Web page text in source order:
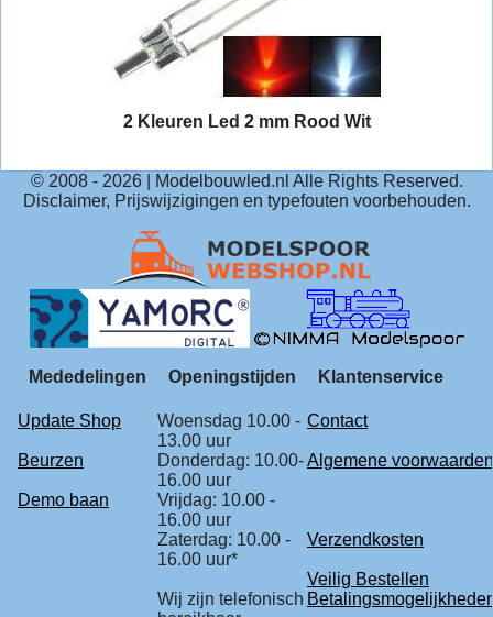
2 Kleuren Led 2 mm Rood Wit
© 2008 - 2026| Modelbouwled.nl Alle Rights Reserved.
Disclaimer, Prijswijzigingen en typefouten voorbehouden.
Mededelingen Openingstijden Klantenservice
Update Shop
Woensdag 10.00 -
13.00 uur
Contact
Beurzen
Donderdag: 10.00-
16.00 uur
Algemene voorwaarden
Demo baan
Vrijdag: 10.00 -
16.00 uur
Zaterdag: 10.00 -
16.00 uur*
Verzendkosten
Veilig Bestellen
Wij zijn telefonisch